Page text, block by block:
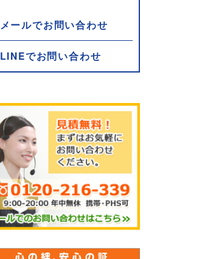
メールでお問い合わせ
LINEでお問い合わせ